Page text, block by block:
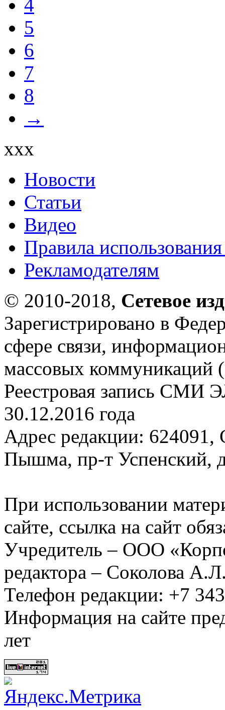
4
5
6
7
8
→
xxx
Новости
Статьи
Видео
Правила
Рекламодателям
© 2010-2018, Сетевое
Зарегистрировано в
сфере связи,
массовых коммуникаций
Реестровая запись СМИ
30.12.2016 года
Адрес редакции: 624091,
Пышма, пр-т Успенский,
При использовании
сайте, ссылка на сайт
Учредитель – ООО
редактора – Соколова
Телефон редакции: +7
Информация на сайте
лет